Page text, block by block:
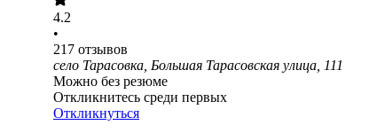
4.2
•
217 отзывов
село Тарасовка, Большая Тарасовская улица, 111
Можно без резюме
Откликнитесь среди первых
Откликнуться